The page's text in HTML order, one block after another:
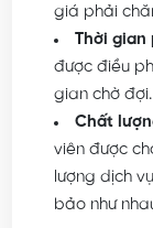
giá phải
Thời gian
được điều
gian chờ đợi.
Chất
viên được
lượng dịch
bảo như